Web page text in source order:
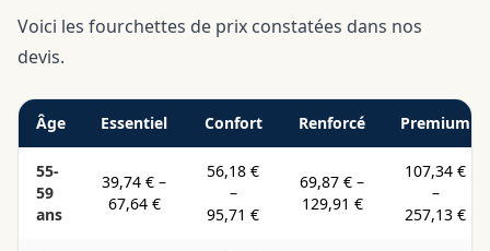
Voici les fourchettes de prix constatées dans nos
devis.
Âge Essentiel Confort Renforcé Premium
55-
59
ans
39,74 € –
67,64 €
56,18 €
–
95,71 €
69,87 € –
129,91 €
107,34 €
–
257,13 €